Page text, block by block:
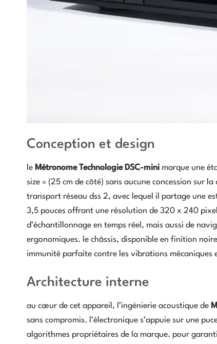
Conception et design
le Métronome Technologie DSC-mini marque une
size » (25 cm de côté) sans aucune concession sur
transport réseau dss 2, avec lequel il partage une
3,5 pouces offrant une résolution de 320 x 240
d’échantillonnage en temps réel, mais aussi de
ergonomiques. le châssis, disponible en finition
immunité parfaite contre les vibrations mécaniques
Architecture interne
au cœur de cet appareil, l’ingénierie acoustique de
sans compromis. l’électronique s’appuie sur une
algorithmes propriétaires de la marque. pour